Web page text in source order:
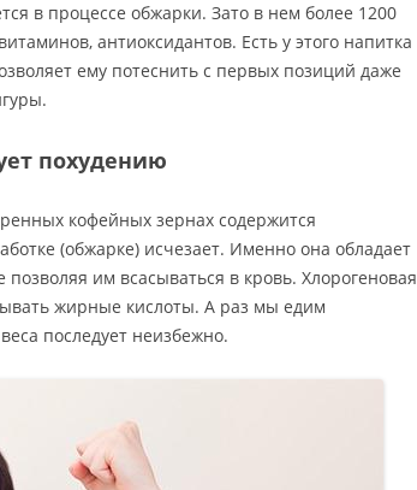
в процессе обжарки. Зато в нем более 1200
антиоксидантов. Есть у этого напитка
ему потеснить с первых позиций даже
похудению
кофейных зернах содержится
(обжарке) исчезает. Именно она обладает
им всасываться в кровь. Хлорогеновая
жирные кислоты. А раз мы едим
последует неизбежно.